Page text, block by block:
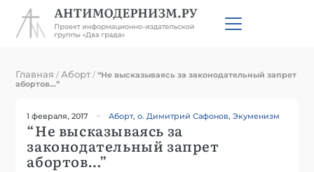
Главная / Аборт/“Не высказываясь за законодательный запрет
абортов…”
1 февраля, 2017 Аборт,о. Димитрий Сафонов,Экуменизм
“Не высказываясь за
законодательный запрет
абортов…”